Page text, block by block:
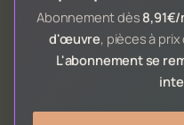
Abonnement dès
d'œuvre, pièces à
L'abonnement se